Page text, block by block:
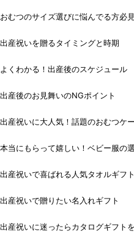
おむつのサイズ選びに悩んでる方必
出産祝いを贈るタイミングと時期
よくわかる！出産後のスケジュール
出産後のお見舞いのNGポイント
出産祝いに大人気！話題のおむつケ
本当にもらって嬉しい！ベビー服の
出産祝いで喜ばれる人気タオルギフト
出産祝いで贈りたい名入れギフト
出産祝いに迷ったらカタログギフトを